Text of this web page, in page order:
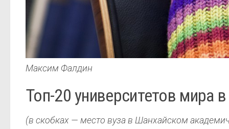
Максим Фалдин
Топ-20 университетов мира
(в скобках — место вуза в Шанхайском